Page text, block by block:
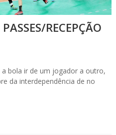
RECEPÇÃO
bola ir de um jogador a outro,
da interdependência de no